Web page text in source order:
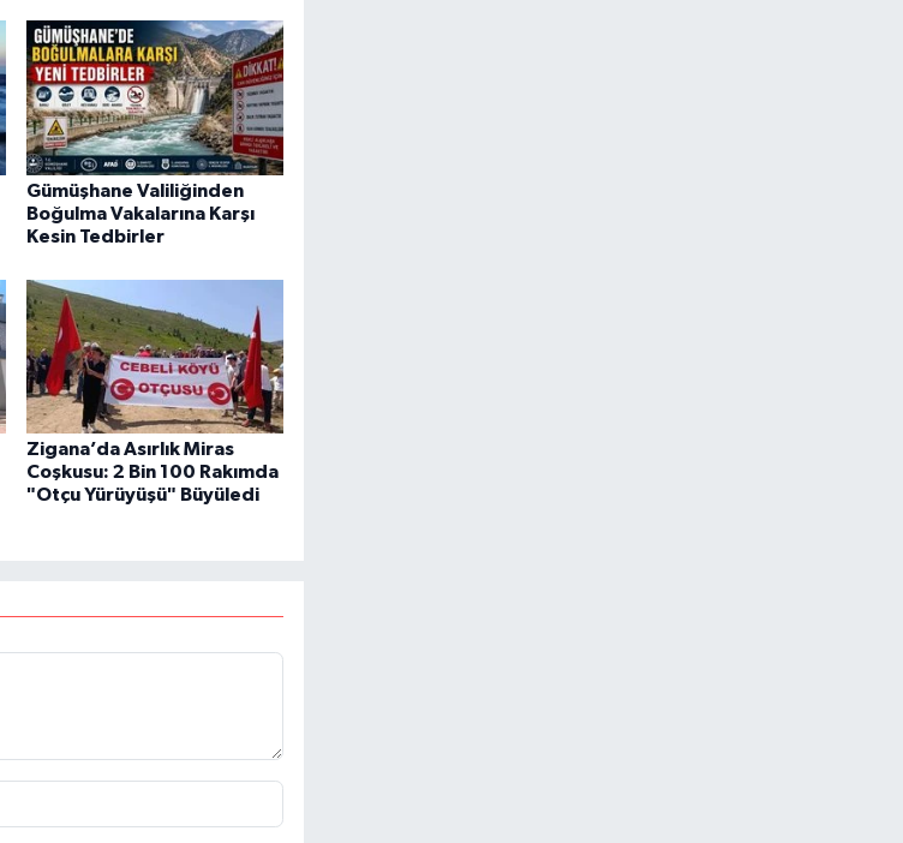
Gümüşhane Valiliğinden
Boğulma Vakalarına Karşı
Kesin Tedbirler
Zigana’da Asırlık Miras
Coşkusu: 2 Bin 100 Rakımda
"Otçu Yürüyüşü" Büyüledi